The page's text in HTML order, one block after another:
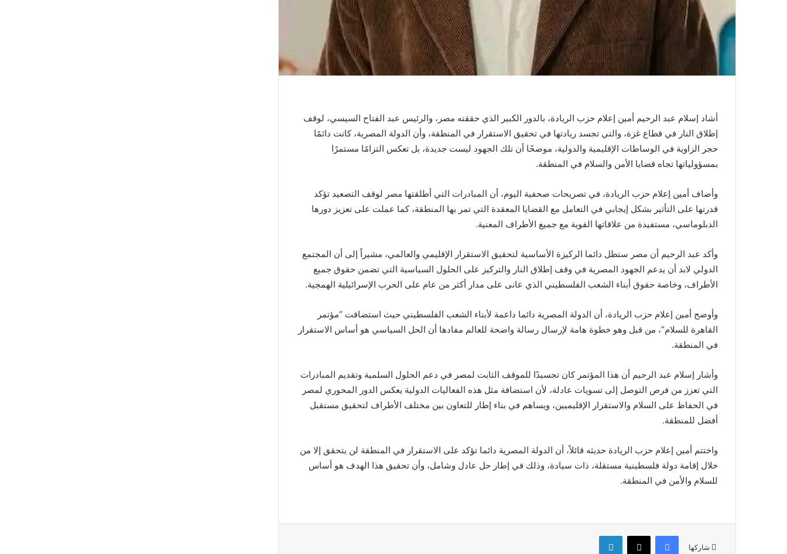
أشاد إسلام عبد الرحيم أمين إعلام حزب الريادة، بالدور الكبير الذي حققته مصر، والرئيس عبد الفتاح السيسي، لوقف
إطلاق النار في قطاع غزة، والتي تجسد ريادتها في تحقيق الاستقرار في المنطقة، وأن الدولة المصرية، كانت دائمًا
حجر الزاوية في الوساطات الإقليمية والدولية، موضحًا أن تلك الجهود ليست جديدة، بل تعكس التزامًا مستمرًا
بمسؤولياتها تجاه قضايا الأمن والسلام في المنطقة.
وأضاف أمين إعلام حزب الريادة، في تصريحات صحفية اليوم، أن المبادرات التي أطلقتها مصر لوقف التصعيد تؤكد
قدرتها على التأثير بشكل إيجابي في التعامل مع القضايا المعقدة التي تمر بها المنطقة، كما عملت على تعزيز دورها
الدبلوماسي، مستفيدة من علاقاتها القوية مع جميع الأطراف المعنية.
وأكد عبد الرحيم أن مصر ستظل دائما الركيزة الأساسية لتحقيق الاستقرار الإقليمي والعالمي، مشيراً إلى أن المجتمع
الدولي لابد أن يدعم الجهود المصرية في وقف إطلاق النار والتركيز على الحلول السياسية التي تضمن حقوق جميع
الأطراف، وخاصة حقوق أبناء الشعب الفلسطيني الذي عانى على مدار أكثر من عام على الحرب الإسرائيلية الهمجية.
وأوضح أمين إعلام حزب الريادة، أن الدولة المصرية دائما داعمة لأبناء الشعب الفلسطيني حيث استضافت “مؤتمر
القاهرة للسلام”، من قبل وهو خطوة هامة لإرسال رسالة واضحة للعالم مفادها أن الحل السياسي هو أساس الاستقرار
في المنطقة.
وأشار إسلام عبد الرحيم أن هذا المؤتمر كان تجسيدًا للموقف الثابت لمصر في دعم الحلول السلمية وتقديم المبادرات
التي تعزز من فرص التوصل إلى تسويات عادلة، لأن استضافة مثل هذه الفعاليات الدولية يعكس الدور المحوري لمصر
في الحفاظ على السلام والاستقرار الإقليميين، ويساهم في بناء إطار للتعاون بين مختلف الأطراف لتحقيق مستقبل
أفضل للمنطقة.
واختتم أمين إعلام حزب الريادة حديثه قائلاً، أن الدولة المصرية دائما تؤكد على الاستقرار في المنطقة لن يتحقق إلا من
خلال إقامة دولة فلسطينية مستقلة، ذات سيادة، وذلك في إطار حل عادل وشامل، وأن تحقيق هذا الهدف هو أساس
للسلام والأمن في المنطقة.
شاركها
فيسبوك ‫X لينكدإن